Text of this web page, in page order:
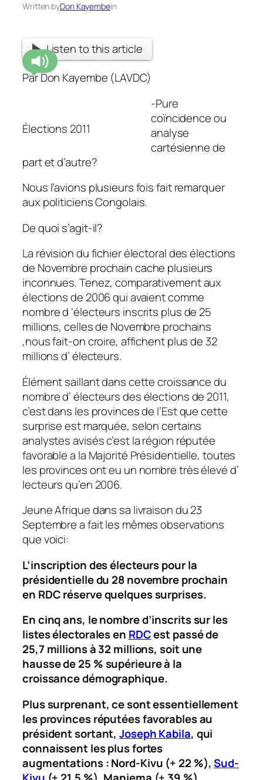
Written byDon Kayembein
Listen to this article
Par Don Kayembe (LAVDC)
Élections 2011
-Pure
coïncidence ou
analyse
cartésienne de
part et d’autre?
Nous l’avions plusieurs fois fait remarquer
aux politiciens Congolais.
De quoi s’agit-il?
La révision du fichier électoral des élections
de Novembre prochain cache plusieurs
inconnues. Tenez, comparativement aux
élections de 2006 qui avaient comme
nombre d ‘électeurs inscrits plus de 25
millions, celles de Novembre prochains
,nous fait-on croire, affichent plus de 32
millions d’ électeurs.
Élément saillant dans cette croissance du
nombre d’ électeurs des élections de 2011,
c’est dans les provinces de l’Est que cette
surprise est marquée, selon certains
analystes avisés c’est la région réputée
favorable a la Majorité Présidentielle, toutes
les provinces ont eu un nombre très élevé d’
lecteurs qu’en 2006.
Jeune Afrique dans sa livraison du 23
Septembre a fait les mêmes observations
que voici:
L’inscription des électeurs pour la
présidentielle du 28 novembre prochain
en RDC réserve quelques surprises.
En cinq ans, le nombre d’inscrits sur les
listes électorales en RDCest passé de
25,7 millions à 32 millions, soit une
hausse de 25 % supérieure à la
croissance démographique.
Plus surprenant, ce sont essentiellement
les provinces réputées favorables au
président sortant,Joseph Kabila, qui
connaissent les plus fortes
augmentations : Nord-Kivu (+ 22 %),Sud-